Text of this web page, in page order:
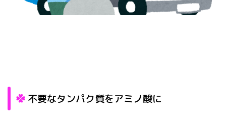
不要なタンパク質をアミノ酸に